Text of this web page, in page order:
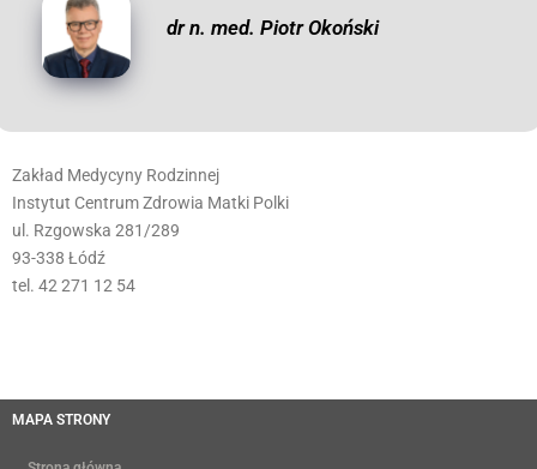
dr n. med. Piotr Okoński
Zakład Medycyny Rodzinnej
Instytut Centrum Zdrowia Matki Polki
ul. Rzgowska 281/289
93-338 Łódź
tel. 42 271 12 54
MAPA STRONY